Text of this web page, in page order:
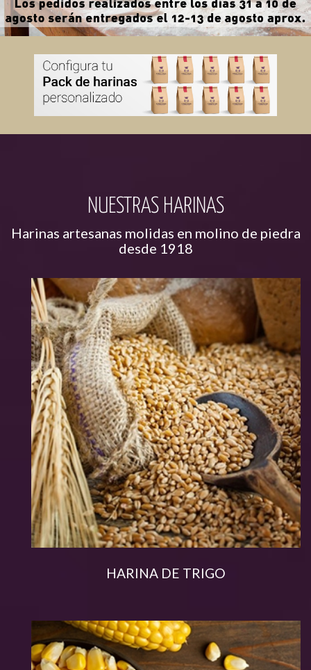
NUESTRAS HARINAS
Harinas artesanas molidas en molino de piedra
desde 1918
HARINA DE TRIGO